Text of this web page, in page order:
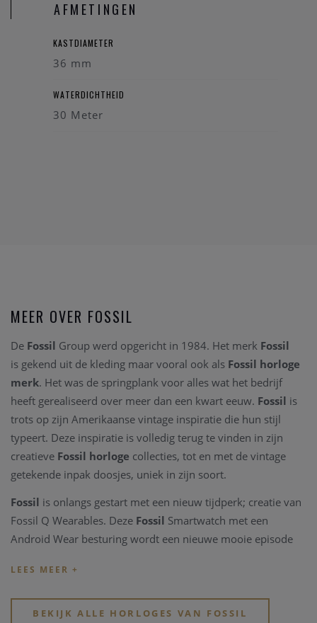
AFMETINGEN
KASTDIAMETER
36 mm
WATERDICHTHEID
30 Meter
MEER OVER FOSSIL
De Fossil Group werd opgericht in 1984. Het merk Fossil
is gekend uit de kleding maar vooral ook als Fossil horloge
merk. Het was de springplank voor alles wat het bedrijf
heeft gerealiseerd over meer dan een kwart eeuw. Fossil is
trots op zijn Amerikaanse vintage inspiratie die hun stijl
typeert. Deze inspiratie is volledig terug te vinden in zijn
creatieve Fossil horloge collecties, tot en met de vintage
getekende inpak doosjes, uniek in zijn soort.
Fossil is onlangs gestart met een nieuw tijdperk; creatie van
Fossil Q Wearables. Deze Fossil Smartwatch met een
Android Wear besturing wordt een nieuwe mooie episode
ontwerp ontmoet Smart technologie! Tijd lezen kan vanaf nu
andere belangrijke meldingen, ondekken van je
BEKIJK ALLE HORLOGES VAN FOSSIL